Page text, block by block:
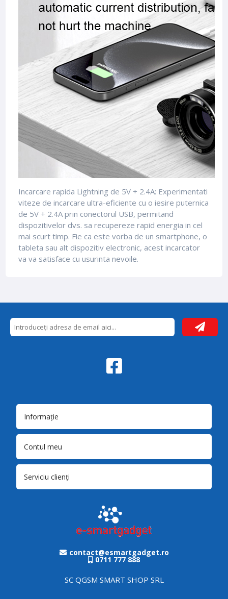
Incarcare rapida Lightning de 5V + 2.4A: Experimentati
viteze de incarcare ultra-eficiente cu o iesire puternica
de 5V + 2.4A prin conectorul USB, permitand
dispozitivelor dvs. sa recupereze rapid energia in cel
mai scurt timp. Fie ca este vorba de un smartphone, o
tableta sau alt dispozitiv electronic, acest incarcator
va va satisface cu usurinta nevoile.
Informație
Contul meu
Serviciu clienți
contact@esmartgadget.ro
0711 777 888
SC QGSM SMART SHOP SRL